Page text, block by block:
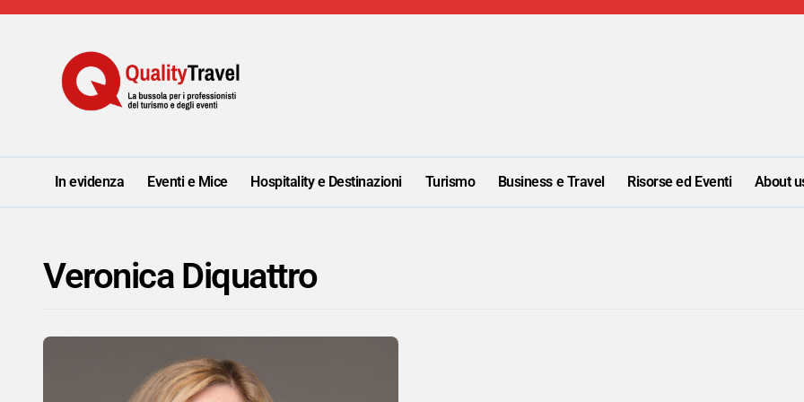
In evidenza Eventi e Mice Hospitality e Destinazioni Turismo Business e Travel Risorse ed Eventi About
Veronica Diquattro